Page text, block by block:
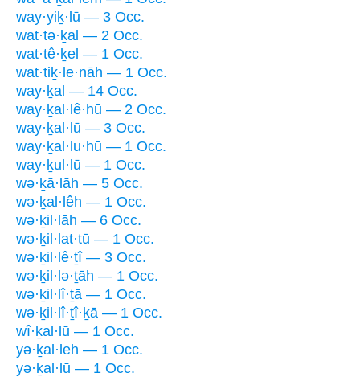
way·yiḵ·lū — 3 Occ.
wat·tə·ḵal — 2 Occ.
wat·tê·ḵel — 1 Occ.
wat·tiḵ·le·nāh — 1 Occ.
way·ḵal — 14 Occ.
way·ḵal·lê·hū — 2 Occ.
way·ḵal·lū — 3 Occ.
way·ḵal·lu·hū — 1 Occ.
way·ḵul·lū — 1 Occ.
wə·ḵā·lāh — 5 Occ.
wə·ḵal·lêh — 1 Occ.
wə·ḵil·lāh — 6 Occ.
wə·ḵil·lat·tū — 1 Occ.
wə·ḵil·lê·ṯî — 3 Occ.
wə·ḵil·lə·ṯāh — 1 Occ.
wə·ḵil·lî·ṯā — 1 Occ.
wə·ḵil·lî·ṯî·ḵā — 1 Occ.
wî·ḵal·lū — 1 Occ.
yə·ḵal·leh — 1 Occ.
yə·ḵal·lū — 1 Occ.